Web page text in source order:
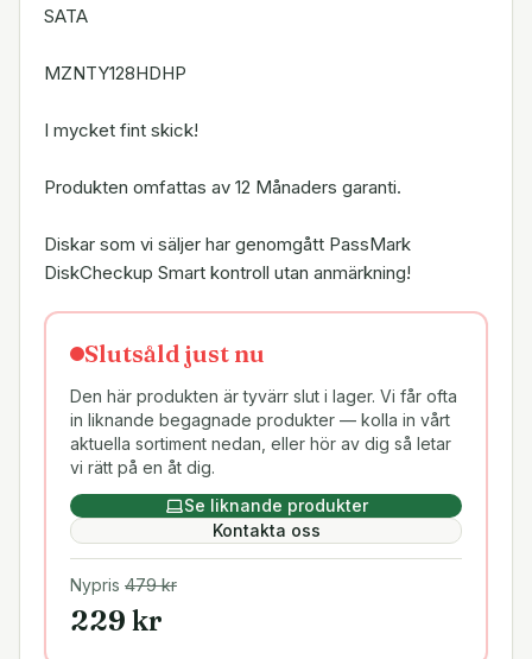
SATA
MZNTY128HDHP
I mycket fint skick!
Produkten omfattas av 12 Månaders garanti.
Diskar som vi säljer har genomgått PassMark
DiskCheckup Smart kontroll utan anmärkning!
Slutsåld just nu
Den här produkten är tyvärr slut i lager. Vi får ofta
in liknande begagnade produkter — kolla in vårt
aktuella sortiment nedan, eller hör av dig så letar
vi rätt på en åt dig.
Se liknande produkter
Kontakta oss
Nypris 479kr
229 kr